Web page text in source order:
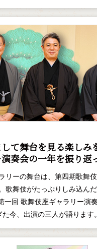
して舞台を見る楽しみ
演奏会の一年を振り
リーの舞台は、第四期歌舞
歌舞伎がたっぷりしみ込んだ
一回 歌舞伎座ギャラリー演
今、出演の三人が語ります